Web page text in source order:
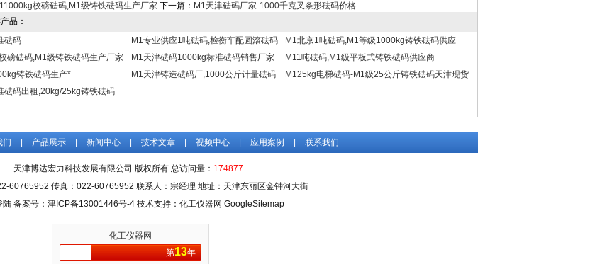
校磅砝码,M1级铸铁砝码生产厂家 下一篇： M1天津砝码厂家-1000千克叉条形砝码价格
品：
砝码
M1专业供应1吨砝码,检衡车配圆滚砝码
M1北京1吨砝码,M1等级1000kg铸铁砝码供应
磅砝码,M1级铸铁砝码生产厂家
M1天津砝码1000kg标准砝码销售厂家
M11吨砝码,M1级平板式铸铁砝码供应商
铸铁砝码生产*
M1天津铸造砝码厂,1000公斤计量砝码
M125kg电梯砝码-M1级25公斤铸铁砝码天津现货
砝码出租,20kg/25kg铸铁砝码
们 产品展示 新闻中心 技术文章 视频中心 应用案例 联系我们
天津博达宏力科技发展有限公司 版权所有 总访问量： 174877
60765952 传真：022-60765952 联系人：宗经理 地址：天津东丽区金钟河大街
陆 备案号：津ICP备13001446号-4技术支持：化工仪器网 GoogleSitemap
化工仪器网
第13年